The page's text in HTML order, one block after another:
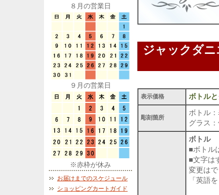
８月の営業日
９月の営業日
※赤枠が休み
お届けまでのスケジュール
ショッピングカートガイド
ジャックダ
表示価格 ボトル
彫刻箇所
ボトル
グラス
ボトル
■ボトル
■文字は
変更は
「英語